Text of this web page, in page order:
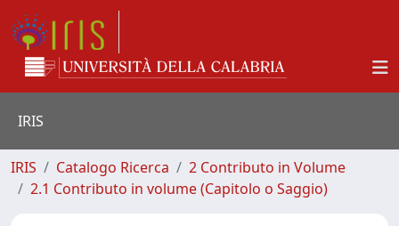
IRIS
IRIS Catalogo Ricerca
2 Contributo in Volume
2.1 Contributo in volume (Capitolo o Saggio)